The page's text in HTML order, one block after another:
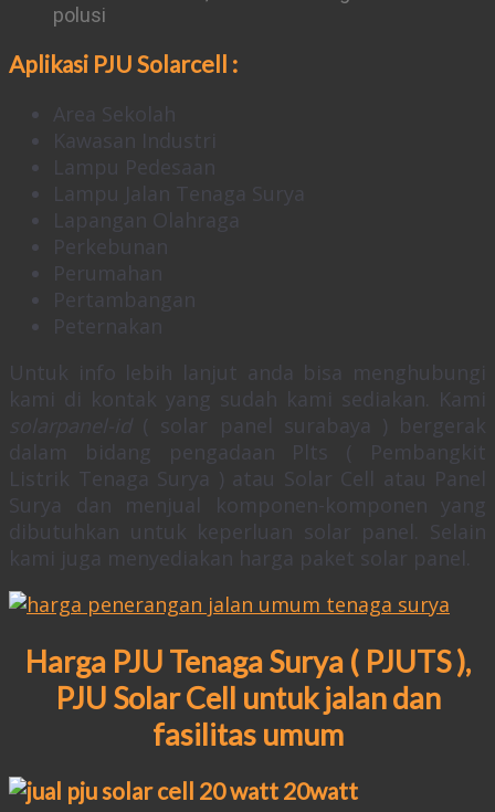
polusi
Aplikasi PJU Solarcell :
Area Sekolah
Kawasan Industri
Lampu Pedesaan
Lampu Jalan Tenaga Surya
Lapangan Olahraga
Perkebunan
Perumahan
Pertambangan
Peternakan
Untuk info lebih lanjut anda bisa menghubungi
kami di kontak yang sudah kami sediakan. Kami
solarpanel-id( solar panel surabaya ) bergerak
dalam bidang pengadaan Plts ( Pembangkit
Listrik Tenaga Surya ) atau Solar Cell atau Panel
Surya dan menjual komponen-komponen yang
dibutuhkan untuk keperluan solar panel. Selain
kami juga menyediakan harga paket solar panel.
Harga PJU Tenaga Surya ( PJUTS ),
PJU Solar Cell untuk jalan dan
fasilitas umum